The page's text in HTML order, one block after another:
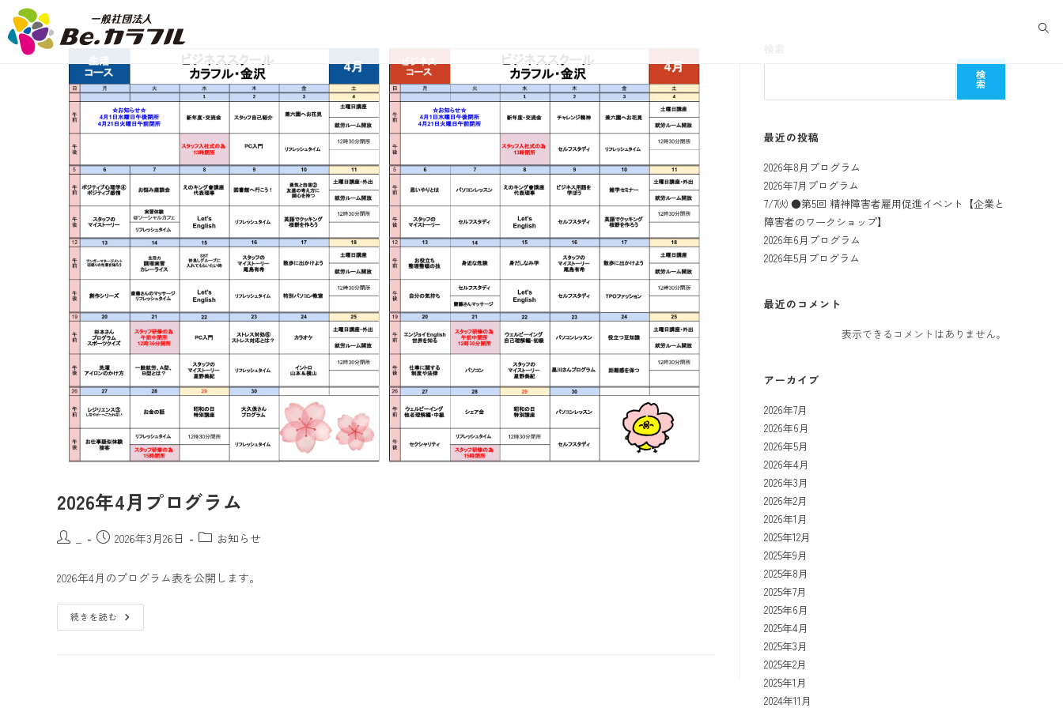
2026年4月プログラム
2026年3月26日 お知らせ
2026年4月のプログラム表を公開します。
続きを読む
検
索
最近の投稿
2026年8月プログラム
2026年7月プログラム
7/7㈫ ●第5回 精神障害者雇用促進イベント【企業と
障害者のワークショップ】
2026年6月プログラム
2026年5月プログラム
最近のコメント
表示できるコメントはありません。
アーカイブ
2026年7月
2026年6月
2026年5月
2026年4月
2026年3月
2026年2月
2026年1月
2025年12月
2025年9月
2025年8月
2025年7月
2025年6月
2025年4月
2025年3月
2025年2月
2025年1月
2024年11月